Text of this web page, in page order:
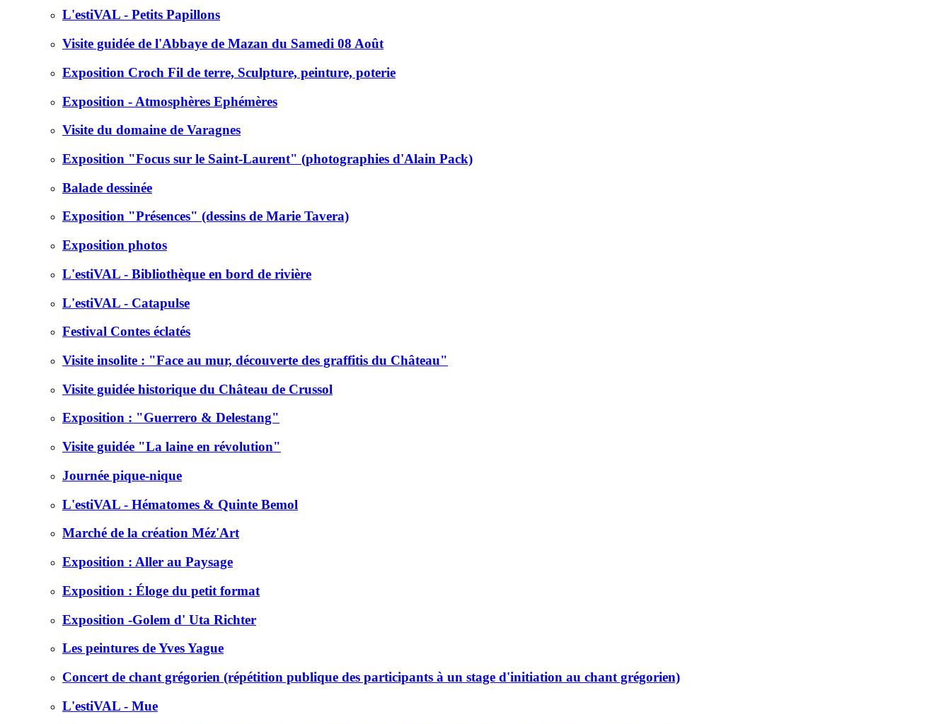
L'estiVAL - Petits Papillons
Visite guidée de l'Abbaye de Mazan du Samedi 08 Août
Exposition Croch Fil de terre, Sculpture, peinture, poterie
Exposition - Atmosphères Ephémères
Visite du domaine de Varagnes
Exposition "Focus sur le Saint-Laurent" (photographies d'Alain Pack)
Balade dessinée
Exposition "Présences" (dessins de Marie Tavera)
Exposition photos
L'estiVAL - Bibliothèque en bord de rivière
L'estiVAL - Catapulse
Festival Contes éclatés
Visite insolite : "Face au mur, découverte des graffitis du Château"
Visite guidée historique du Château de Crussol
Exposition : "Guerrero & Delestang"
Visite guidée "La laine en révolution"
Journée pique-nique
L'estiVAL - Hématomes & Quinte Bemol
Marché de la création Méz'Art
Exposition : Aller au Paysage
Exposition : Éloge du petit format
Exposition -Golem d' Uta Richter
Les peintures de Yves Yague
Concert de chant grégorien (répétition publique des participants à un stage d'initiation au chant grégorien)
L'estiVAL - Mue